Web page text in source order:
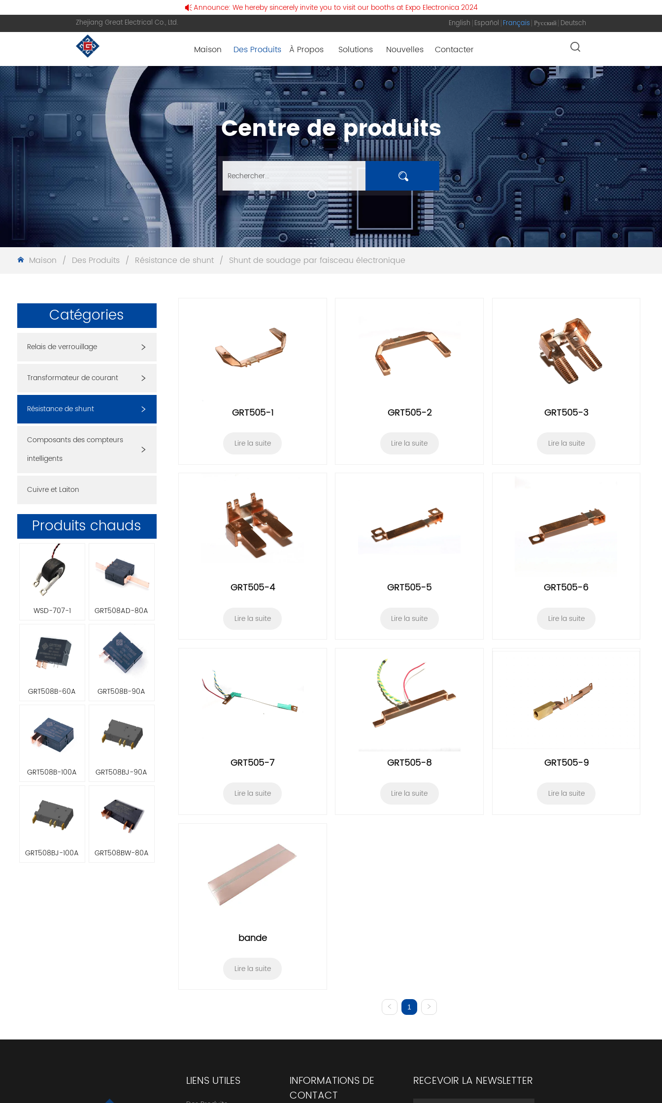
Announce: We hereby sincerely invite you to visit our booths at Expo Electronica 2024
Zhejiang Great Electrical Co., Ltd. English Español Français Русский Deutsch
Maison Des Produits À Propos Solutions Nouvelles Contacter
Centre de produits
Maison / Des Produits / Résistance de shunt / Shunt de soudage par faisceau électronique
Catégories
Relais de verrouillage
Transformateur de courant
Résistance de shunt
Composants des compteurs
intelligents
Cuivre et Laiton
Produits chauds
WSD-707-1 GRT508AD-80A
GRT508B-60A GRT508B-90A
GRT508B-100A GRT508BJ-90A
GRT508BJ-100A GRT508BW-80A
GRT505-1
Lire la suite
GRT505-2
Lire la suite
GRT505-3
Lire la suite
GRT505-4
Lire la suite
GRT505-5
Lire la suite
GRT505-6
Lire la suite
GRT505-7
Lire la suite
GRT505-8
Lire la suite
GRT505-9
Lire la suite
bande
Lire la suite
1
LIENS UTILES
INFORMATIONS DE
CONTACT
RECEVOIR LA NEWSLETTER